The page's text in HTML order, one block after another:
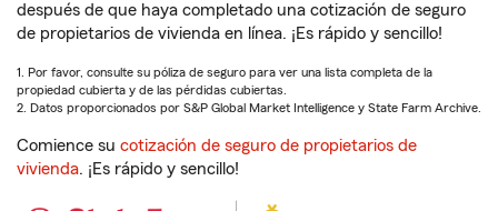
después de que haya completado una cotización de seguro
de propietarios de vivienda en línea. ¡Es rápido y sencillo!
1. Por favor, consulte su póliza de seguro para ver una lista completa de la
propiedad cubierta y de las pérdidas cubiertas.
2. Datos proporcionados por S&P Global Market Intelligence y State Farm Archive.
Comience su cotización de seguro de propietarios de
vivienda. ¡Es rápido y sencillo!